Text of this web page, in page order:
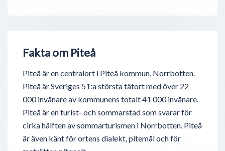
Fakta om Piteå
Piteå är en centralort i Piteå kommun, Norrbotten.
Piteå är Sveriges 51:a största tätort med över 22
000 invånare av kommunens totalt 41 000 invånare.
Piteå är en turist- och sommarstad som svarar för
cirka hälften av sommarturismen i Norrbotten. Piteå
är även känt för ortens dialekt, pitemål och för